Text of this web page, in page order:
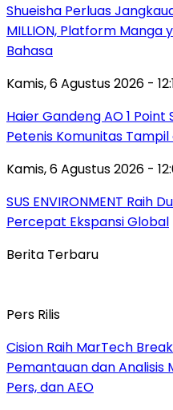
Shueisha Perluas
MILLION, Platform Manga
Bahasa
Kamis, 6 Agustus 2026 -
Haier Gandeng AO 1
Petenis Komunitas
Kamis, 6 Agustus 2026 -
SUS ENVIRONMENT Raih
Percepat Ekspansi Global
Berita Terbaru
Pers Rilis
Cision Raih MarTech
Pemantauan dan Analisis
Pers, dan AEO